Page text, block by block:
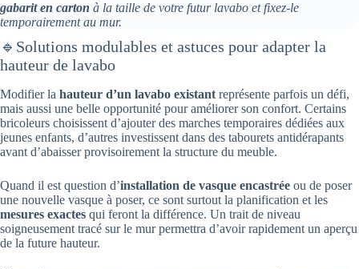
gabarit en carton à la taille de votre futur lavabo et fixez-le
temporairement au mur.
🔹Solutions modulables et astuces pour adapter la
hauteur de lavabo
Modifier la hauteur d’un lavabo existant représente parfois un défi,
mais aussi une belle opportunité pour améliorer son confort. Certains
bricoleurs choisissent d’ajouter des marches temporaires dédiées aux
jeunes enfants, d’autres investissent dans des tabourets antidérapants
avant d’abaisser provisoirement la structure du meuble.
Quand il est question d’installation de vasque encastrée ou de poser
une nouvelle vasque à poser, ce sont surtout la planification et les
mesures exactes qui feront la différence. Un trait de niveau
soigneusement tracé sur le mur permettra d’avoir rapidement un aperçu
de la future hauteur.